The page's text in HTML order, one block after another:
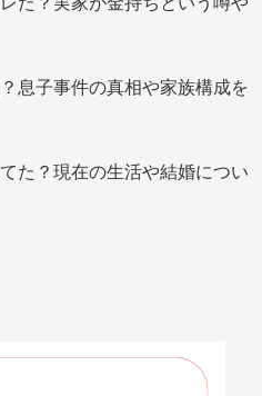
息子事件の真相や家族構成を
た？現在の生活や結婚につい